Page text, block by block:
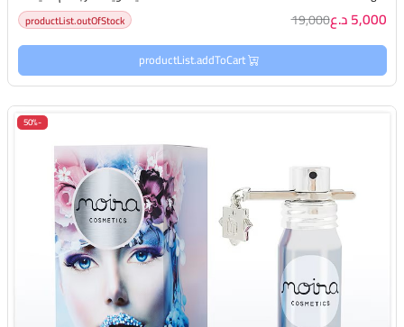
5,000 د.ع 19,000
productList.outOfStock
productList.addToCart
-50%